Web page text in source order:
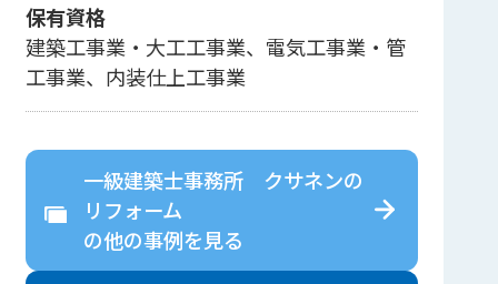
保有資格
建築工事業・大工工事業、電気工事業・管
工事業、内装仕上工事業
一級建築士事務所 クサネンの
リフォーム
の他の事例を見る